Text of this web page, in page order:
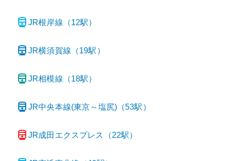
JR根岸線 （12駅）
JR横須賀線 （19駅）
JR相模線 （18駅）
JR中央本線(東京～塩尻)（53駅）
JR成田エクスプレス （22駅）